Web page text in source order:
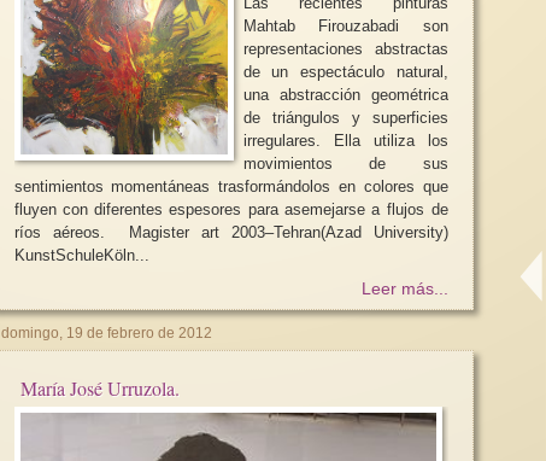
Mahtab Firouzabadi son
representaciones abstractas
de un espectáculo natural,
una abstracción geométrica
de triángulos y superficies
irregulares. Ella utiliza los
movimientos de sus
sentimientos momentáneas trasformándolos en colores que
fluyen con diferentes espesores para asemejarse a flujos de
ríos aéreos. Magister art 2003–Tehran(Azad University)
KunstSchuleKöln...
Leer más...
domingo, 19 de febrero de 2012
María José Urruzola.
Situación de la mujer en el
Las mujeres siguen estando
infrarrepresentadas en el mercado
laboral. En 2021, el 67,7 % de...
Mujeres libreras desde una
propia
Es en los últimos años cuando
tecnologías, las mujeres hemos